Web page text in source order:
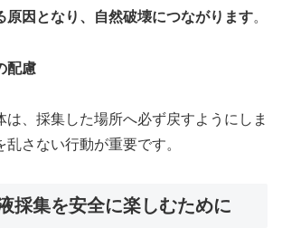
原因となり、自然破壊につながります。
配慮
は、採集した場所へ必ず戻すようにしま
乱さない行動が重要です。
採集を安全に楽しむために